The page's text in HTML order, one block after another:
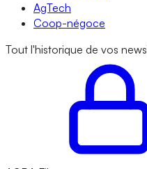
AgTech
Coop-négoce
Tout l'historique de vos